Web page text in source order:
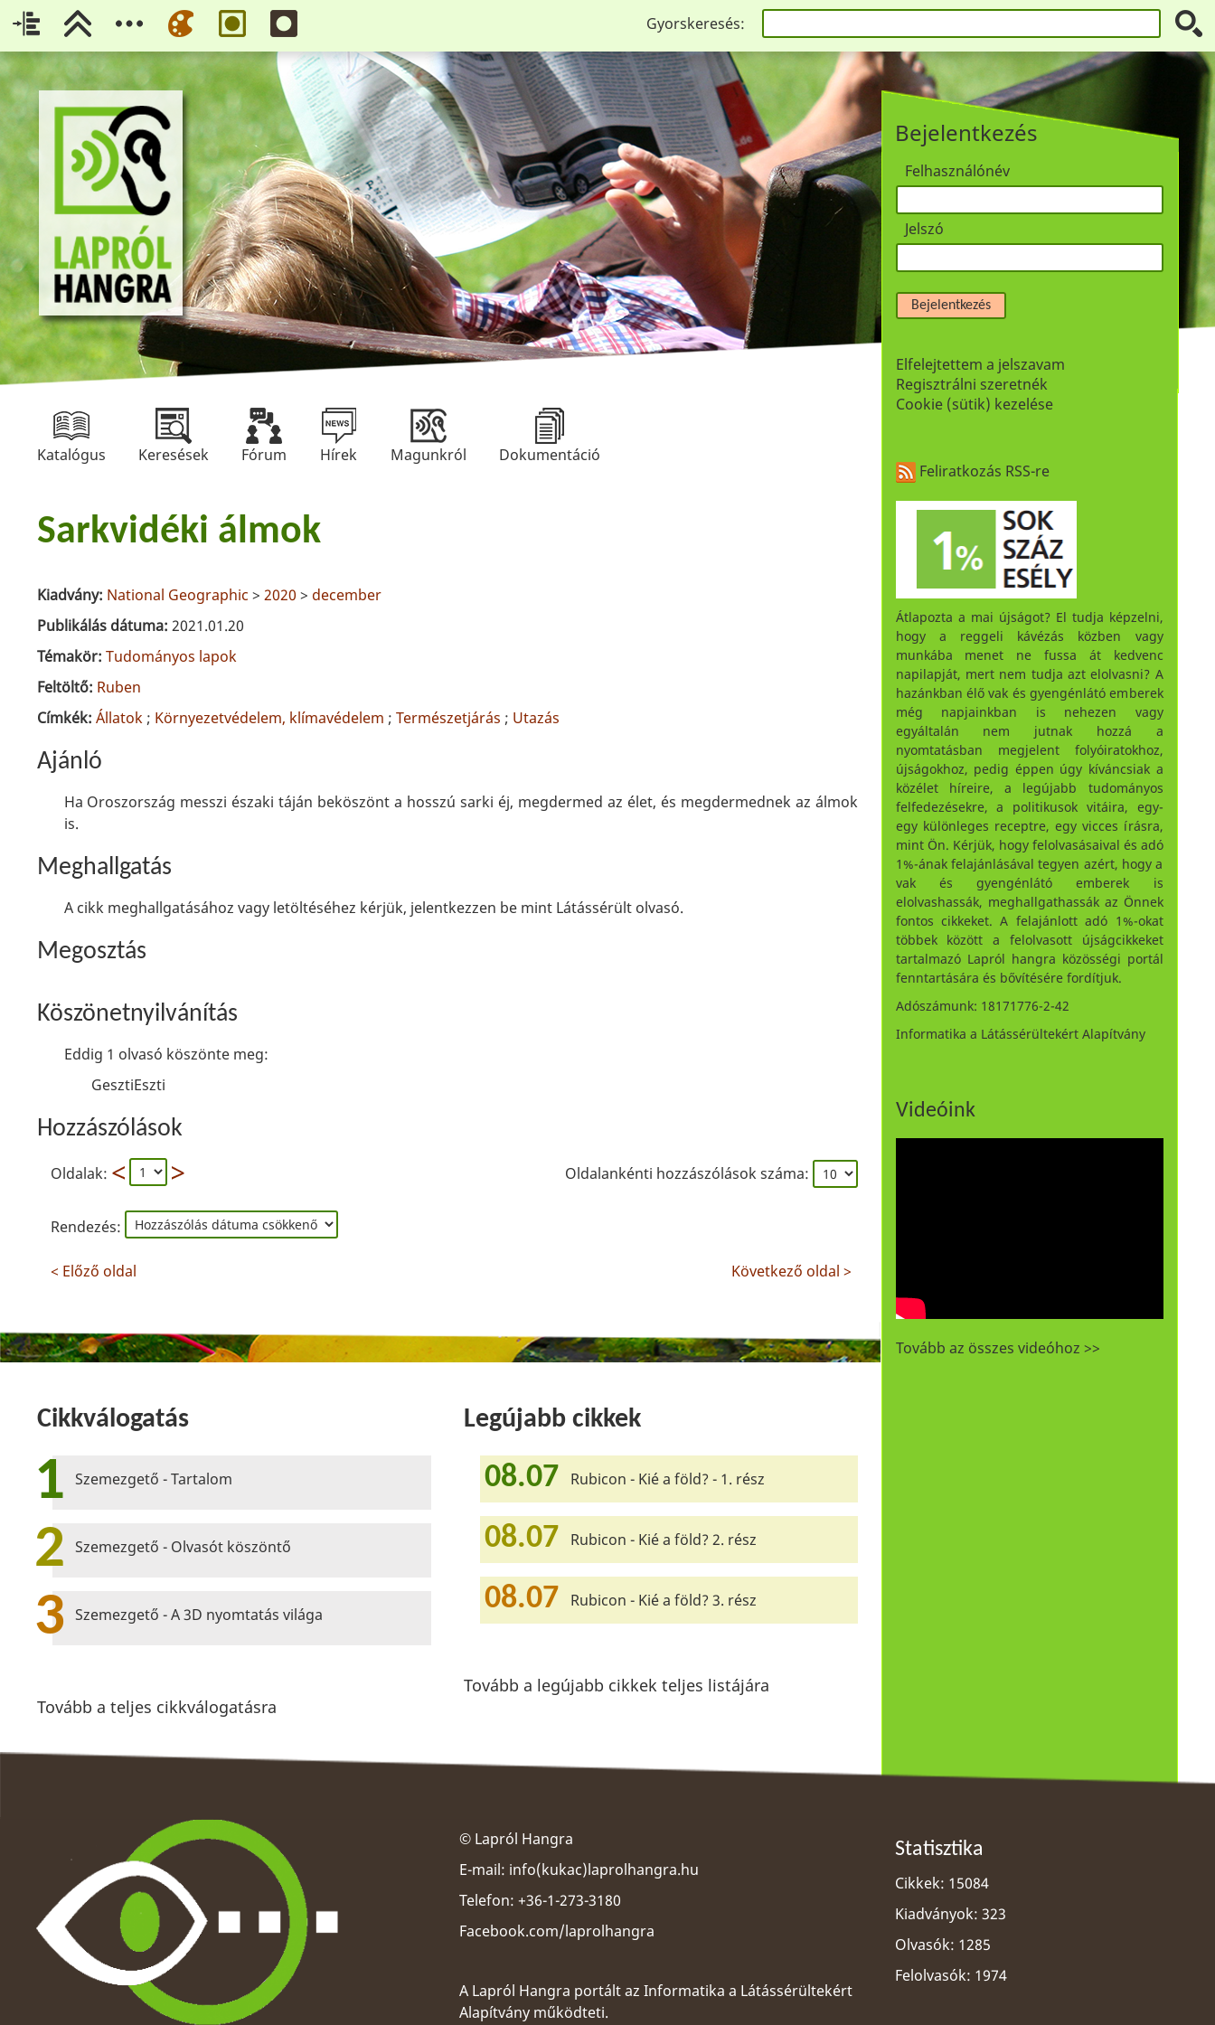
Gyorskeresés:
Bejelentkezés
Felhasználónév
Jelszó
Bejelentkezés
Elfelejtettem a jelszavam
Regisztrálni szeretnék
Cookie (sütik) kezelése
Katalógus Keresések Fórum Hírek Magunkról Dokumentáció
Sarkvidéki álmok
Kiadvány: National Geographic > 2020 > december
Publikálás dátuma: 2021.01.20
Témakör: Tudományos lapok
Feltöltő: Ruben
Címkék: Állatok; Környezetvédelem, klímavédelem ; Természetjárás ; Utazás
Ajánló
Ha Oroszország messzi északi táján beköszönt a hosszú sarki éj, megdermed az élet, és megdermednek az álmok
is.
Meghallgatás
A cikk meghallgatásához vagy letöltéséhez kérjük, jelentkezzen be mint Látássérült olvasó.
Megosztás
Köszönetnyilvánítás
Eddig 1 olvasó köszönte meg:
GesztiEszti
Hozzászólások
Oldalak: Oldalankénti hozzászólások száma:
Rendezés:
< Előző oldal Következő oldal >
Cikkválogatás
1 Szemezgető - Tartalom
2 Szemezgető - Olvasót köszöntő
3 Szemezgető - A 3D nyomtatás világa
Tovább a teljes cikkválogatásra
Legújabb cikkek
08.07 Rubicon - Kié a föld? - 1. rész
08.07 Rubicon - Kié a föld? 2. rész
08.07 Rubicon - Kié a föld? 3. rész
Tovább a legújabb cikkek teljes listájára
Feliratkozás RSS-re
Átlapozta a mai újságot? El tudja képzelni,
hogy a reggeli kávézás közben vagy
munkába menet ne fussa át kedvenc
napilapját, mert nem tudja azt elolvasni? A
hazánkban élő vak és gyengénlátó emberek
még napjainkban is nehezen vagy
egyáltalán nem jutnak hozzá a
nyomtatásban megjelent folyóiratokhoz,
újságokhoz, pedig éppen úgy kíváncsiak a
közélet híreire, a legújabb tudományos
felfedezésekre, a politikusok vitáira, egy-
egy különleges receptre, egy vicces írásra,
mint Ön. Kérjük, hogy felolvasásaival és adó
1%-ának felajánlásával tegyen azért, hogy a
vak és gyengénlátó emberek is
elolvashassák, meghallgathassák az Önnek
fontos cikkeket. A felajánlott adó 1%-okat
többek között a felolvasott újságcikkeket
tartalmazó Lapról hangra közösségi portál
fenntartására és bővítésére fordítjuk.
Adószámunk: 18171776-2-42
Informatika a Látássérültekért Alapítvány
Videóink
Tovább az összes videóhoz >>
© Lapról Hangra
E-mail: info(kukac)laprolhangra.hu
Telefon: +36-1-273-3180
Facebook.com/laprolhangra
A Lapról Hangra portált az Informatika a Látássérültekért
Alapítványműködteti.
Statisztika
Cikkek: 15084
Kiadványok: 323
Olvasók: 1285
Felolvasók: 1974